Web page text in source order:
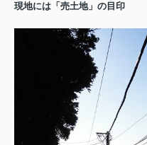
現地には「売土地」の目印